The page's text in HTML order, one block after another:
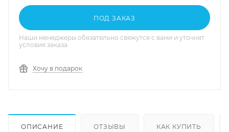
ПОД ЗАКАЗ
Наши менеджеры обязательно свяжутся с вами и уточнят
условия заказа
Хочу в подарок
ОПИСАНИЕ ОТЗЫВЫ КАК КУПИТЬ